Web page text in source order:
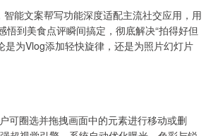
能文案帮写功能深度适配主流社交应用，用
到美食点评瞬间搞定，彻底解决“拍得好但
为Vlog添加轻快旋律，还是为照片幻灯片
可圈选并拖拽画面中的元素进行移动或删